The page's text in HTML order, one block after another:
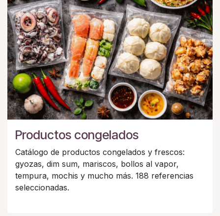
Productos congelados
Catálogo de productos congelados y frescos:
gyozas, dim sum, mariscos, bollos al vapor,
tempura, mochis y mucho más. 188 referencias
seleccionadas.